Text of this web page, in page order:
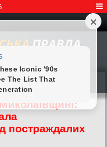
постраждалих